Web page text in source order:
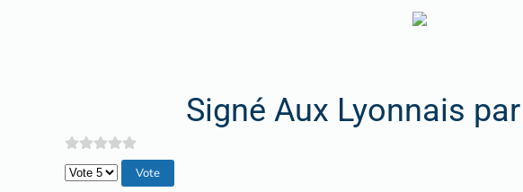
Signé Aux Lyonnais
Veuillez voter